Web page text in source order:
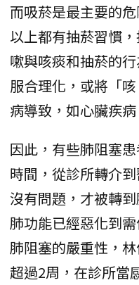
而吸菸是最主要的
以上都有抽菸習慣
嗽與咳痰和抽菸的
服合理化，或將「
病導致，如心臟疾
因此，有些肺阻塞
時間，從診所轉介
沒有問題，才被轉
肺功能已經惡化到
肺阻塞的嚴重性，林
超過2周，在診所當